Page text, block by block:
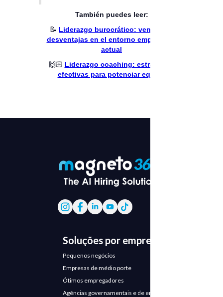
También puedes leer:
📝 Liderazgo burocrático: ventajas y
desventajas en el entorno empresarial
actual
🙌🏻 Liderazgo coaching: estrategias
efectivas para potenciar equipo
Soluções por empresa
Pequenos negócios
Empresas de médio porte
Ótimos empregadores
Agências governamentais e de emprego